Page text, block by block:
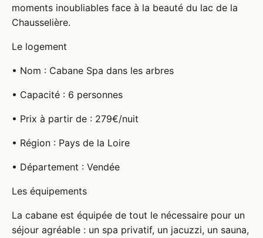
moments inoubliables face à la beauté du lac de la
Chausselière.
Le logement
• Nom : Cabane Spa dans les arbres
• Capacité : 6 personnes
• Prix à partir de : 279€/nuit
• Région : Pays de la Loire
• Département : Vendée
Les équipements
La cabane est équipée de tout le nécessaire pour un
séjour agréable : un spa privatif, un jacuzzi, un sauna,